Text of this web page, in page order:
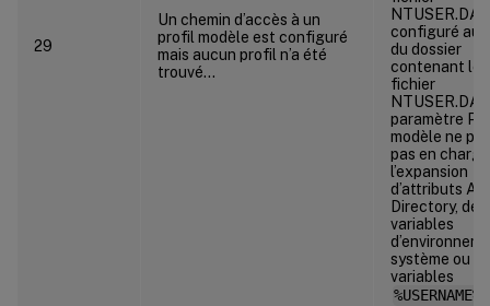
29
Un chemin d’accès à un
profil modèle est configuré
mais aucun profil n’a été
trouvé…
configuré au
du dossier
contenant le
fichier
paramètre
modèle ne
pas en charge
l’expansion
d’attributs
Directory, de
variables
système ou
variables
%USERNAME%